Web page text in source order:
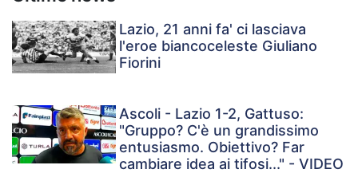
Lazio, 21 anni fa' ci lasciava
l'eroe biancoceleste Giuliano
Fiorini
Ascoli - Lazio 1-2, Gattuso:
"Gruppo? C'è un grandissimo
entusiasmo. Obiettivo? Far
cambiare idea ai tifosi..." - VIDEO